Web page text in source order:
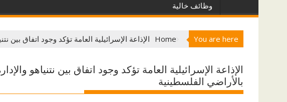
وظائف خالية
You are here
Home الإذاعة الإسرائيلية العامة تؤكد وجود اتفاق بين
الإذاعة الإسرائيلية العامة تؤكد وجود اتفاق بين نتنياهو
بالأراضي الفلسطينية